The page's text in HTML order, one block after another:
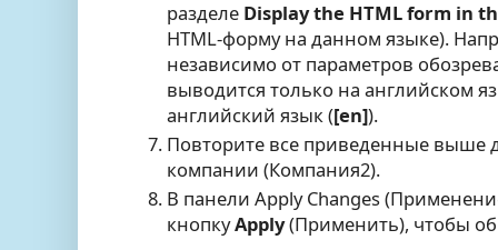
разделе Display the HTML form in
HTML-форму на данном языке).
независимо от параметров
выводится только на английском
английский язык ([en]).
Повторите все приведенные выше
компании (Компания2).
В панели Apply Changes
кнопкуApply(Применить), чтобы